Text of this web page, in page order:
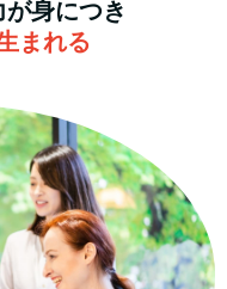
身につき
まれる